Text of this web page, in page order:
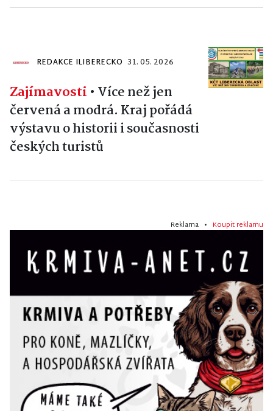
REDAKCE ILIBERECKO 31. 05. 2026
Zajímavosti • Více než jen
červená a modrá. Kraj pořádá
výstavu o historii i současnosti
českých turistů
Reklama • Koupit reklamu